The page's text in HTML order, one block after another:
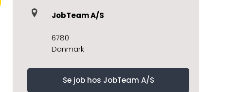
JobTeam A/S
6780
Danmark
Se job hos JobTeam A/S